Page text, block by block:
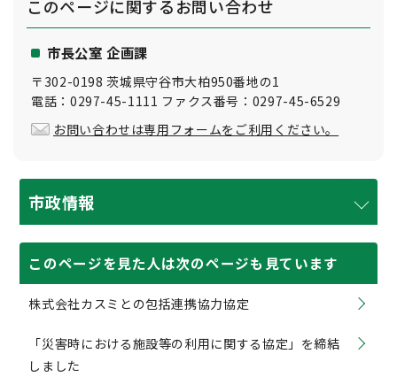
このページに関するお問い合わせ
市長公室 企画課
〒302-0198 茨城県守谷市大柏950番地の1
電話：0297-45-1111 ファクス番号：0297-45-6529
お問い合わせは専用フォームをご利用ください。
市政情報
このページを見た人は次のページも見ています
株式会社カスミとの包括連携協力協定
「災害時における施設等の利用に関する協定」を締結
しました